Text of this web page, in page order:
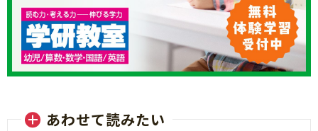
あわせて読みたい